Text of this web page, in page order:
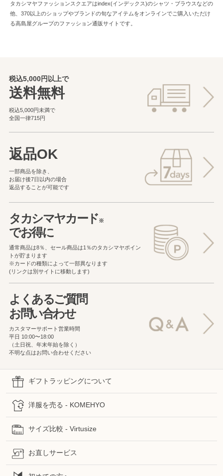
タカシマヤファッションスクエアはindex(インデックス)のシャツ・ブラウスなどの
他、370以上のショップやブランドの旬なアイテムをオンラインでご購入いただけ
る高島屋グループのファッション通販サイトです。
税込5,000円以上で
送料無料
税込5,000円未満で
全国一律715円
返品OK
一部商品を除き、
お届け後7日以内の場合
返品することが可能です
タカシマヤカード※
でお得に
通常商品は8％、セール商品は1％のタカシマヤポイン
トが貯まります
※カードの種類によって一部異なります
(リンクは別サイトに移動します)
よくあるご質問
お問い合わせ
カスタマーサポート営業時間
平日 10:00〜18:00
（土日祝、年末年始を除く）
不明な点はお問い合わせください
ギフトラッピングについて
洋服を売る - KOMEHYO
サイズ比較 - Virtusize
お直しサービス